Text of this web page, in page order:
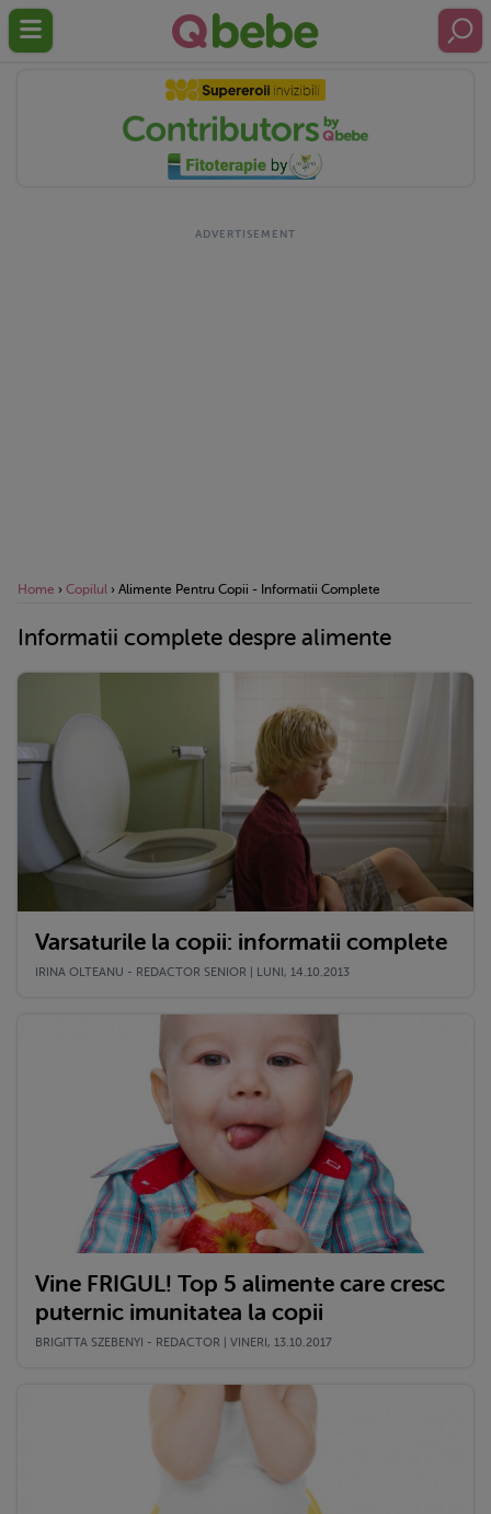
Home › Copilul › Alimente Pentru Copii - Informatii Complete
Informatii complete despre alimente
Varsaturile la copii: informatii complete
IRINA OLTEANU - REDACTOR SENIOR | LUNI, 14.10.2013
Vine FRIGUL! Top 5 alimente care cresc
puternic imunitatea la copii
BRIGITTA SZEBENYI - REDACTOR | VINERI, 13.10.2017